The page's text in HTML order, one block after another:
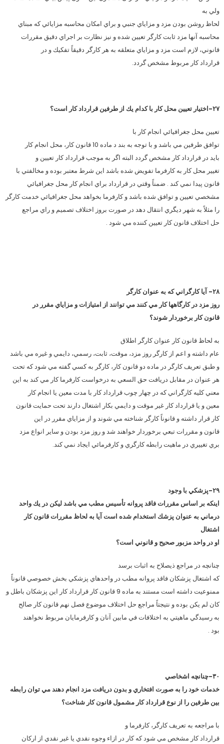
ولي به
لحاظ روشن بودن مزد و مزاياي جنبي و براي امكان محاسبه مزايائي كه مبناي
محاسبه آنها مزد ثابت كارگر تعيين شده و نيز نظارت بر اجراي دقيق مقررات
قانوني، لازم است مزد و مزاياي متعلقه به هر كارگر دقيقاً تفكيك و در
قرارداد كار مربوط مشخص گردد.
۲۷-اختيار تعيين محل كار با كدام يك از طرفين قرارداد كار است؟
تعيين محل جغرافيائي انجام كار با
توافق طرفين مي باشد و با توجه به بند د ماده 10 قانون كار، محل انجام كار
بايد در قرارداد كار مشخص گردد البته اگر به موجب قرارداد كار تعيين و
تغيير محل كار به كارفرما تفويض شده باشد اين شرط معتبر بوده و مخالفتي با
قانون پيدا نمي كند . ضمناً وقتي در قرارداد براي انجام كار محل جغرافيائي
مشخصي تعيين و توافق شده باشد و كارفرما بخواهد محل جغرافيائي خدمت كارگر
را مثلاً به شهر ديگري انتقال دهد در صورت بروز اختلاف تصميم و راي مراجع
حل اختلاف قانون كار تعيين كننده مي شود .
۲۸- آيا كارگراني كه به عنوان كارگر
روز مزد در كارگاهها كار مي كنند مي توانند از امتيازات و مزاياي مقرر در
قانون كار برخوردار شوند؟
به لحاظ قانون كار عنوان كارگر اطلاق
عام داشته و اعم از كارگر روز مزد، موقت، ثابت، رسمي، دايمي و غيره مي باشد
و طبق تعريف كارگر در ماده دو قانون كار، كارگر به كسي گفته مي شود كه تحت
هر عنوان در مقابل دريافت حق السعي به درخواست كارفرما كار مي كند به اين
معني كليه كارگراني كه در چهار چوب قرارداد كار با مدت معين يا انجام كار
معين و يا قرارداد كار غير موقت و دايمي بكار اشتغال دارند تحت حمايت قانون
كار قرار داشته و قانوناً كارگر شناخته مي شوند و از مزاياي مقرر در اين
قانون و مقررات تبعي برخوردار خواهند شد و روز مزد بودن و ساير انواع مزد
بري تغييري در ماهيت رابطه كارگري و كارفرمائي ايجاد نمي كند.
۲۹- پزشكي با وجود
اينكه بر اساس مقررات فاقد پروانه تأسيس مطب مي باشد ليكن در يك واحد
درماني به عنوان پزشك استخدام شده است آيا به لحاظ مقررات قانون كار
اشتغال
او در واحد مزبور صحيح و قانوني است؟
چنانچه در مراجع ذيصلاح به اثبات برسد
كه اشتغال پزشكان فاقد پروانه مطب در واحدهاي پزشكي بخش خصوصي قانوناً
ممنوعيت داشته است مستند به ماده 9 قانون كار قرارداد كار اين پزشكان باطل و
كان لم يكن بوده و نتيجتاً مراجع حل اختلاف موضوع فصل نهم قانون كار صالح
به رسيدگي ماهيتي به اختلافات في مابين آنان و كارفرمايان مربوط نخواهند
بود .
۳۰- چنانچه اشخاصي
خدمات خود را به صورت افتخاري و بدون دريافت مزد انجام دهند مي توان رابطه
بين طرفين را از نوع قرارداد كار مشمول قانون كار شناخت؟
با مراجعه به تعريف كارگر، كارفرما و
قرارداد كار مشخص مي شود كه كار در ازاء وجوه نقدي يا غير نقدي از اركان